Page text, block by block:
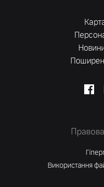
Використання